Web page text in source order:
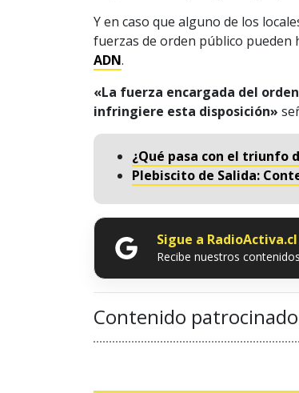
Y en caso que alguno de los
fuerzas de orden público pueden
ADN.
«La fuerza encargada del
infringiere esta disposición»
¿Qué pasa con el triunfo
Plebiscito de Salida:
Sigue a
Recibe nuestros
Contenido patrocinado